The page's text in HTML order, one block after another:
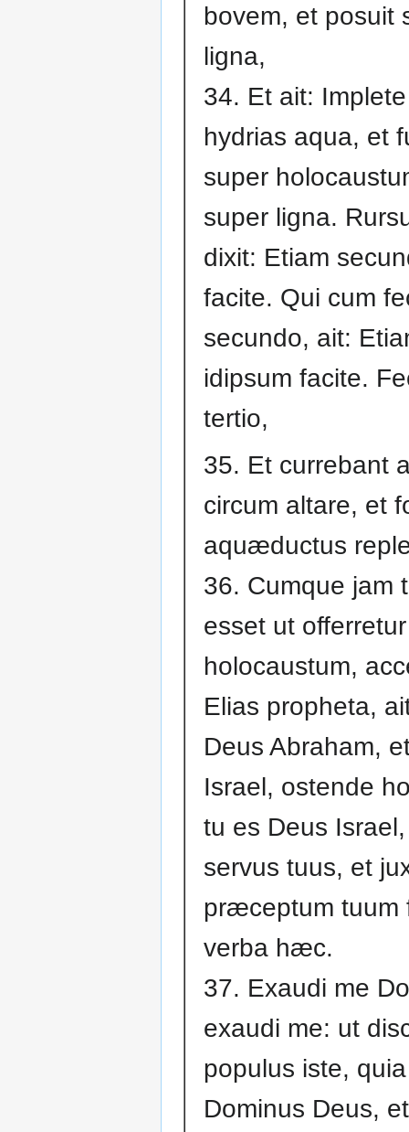
bovem, et posuit
ligna,
34. Et ait:
hydrias aqua, et
super
super ligna.
dixit: Etiam
facite. Qui cum
secundo, ait:
idipsum facite.
tertio,
35. Et currebant
circum altare, et
aquæductus
36. Cumque jam
esset ut offerretur
holocaustum,
Elias propheta,
Deus Abraham,
Israel, ostende
tu es Deus
servus tuus, et
præceptum tuum
verba hæc.
37. Exaudi me
exaudi me: ut
populus iste,
Dominus Deus,